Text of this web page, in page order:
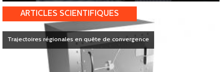
Trajectoires régionales en quête de convergence
ARTICLES SCIENTIFIQUES